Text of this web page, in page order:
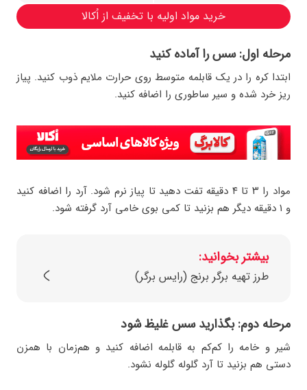
خرید مواد اولیه با تخفیف از اُکالا
مرحله اول: سس را آماده کنید
ابتدا کره را در یک قابلمه متوسط روی حرارت ملایم ذوب کنید. پیاز
ریز خرد شده و سیر ساطوری را اضافه کنید.
مواد را ۳ تا ۴ دقیقه تفت دهید تا پیاز نرم شود. آرد را اضافه کنید
و ۱ دقیقه دیگر هم بزنید تا کمی بوی خامی آرد گرفته شود.
بیشتر بخوانید:
طرز تهیه برگر برنج (رایس برگر)
مرحله دوم: بگذارید سس غلیظ شود
شیر و خامه را کم‌کم به قابلمه اضافه کنید و هم‌زمان با همزن
دستی هم بزنید تا آرد گلوله گلوله نشود.